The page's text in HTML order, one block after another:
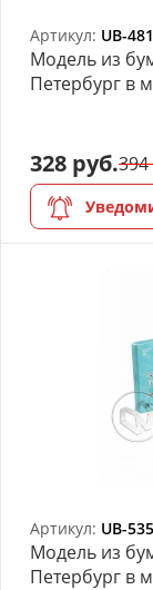
Артикул: UB-481
Модель из
Петербург в
328 руб.
Артикул: UB-535
Модель из
Петербург в